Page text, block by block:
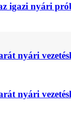
igazi nyári
nyári
nyári